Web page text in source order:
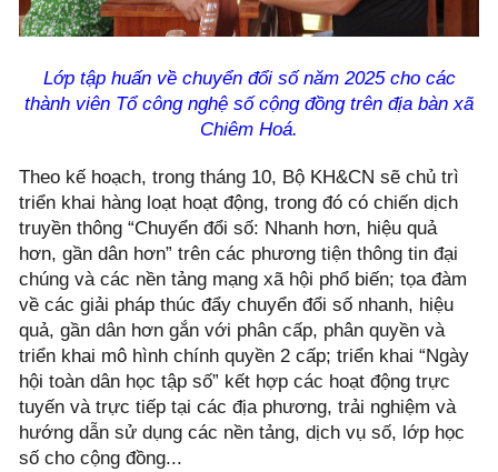
Lớp tập huấn về chuyển đổi số năm 2025 cho các
thành viên Tổ công nghệ số cộng đồng trên địa bàn xã
Chiêm Hoá.
Theo kế hoạch, trong tháng 10, Bộ KH&CN sẽ chủ trì
triển khai hàng loạt hoạt động, trong đó có chiến dịch
truyền thông “Chuyển đổi số: Nhanh hơn, hiệu quả
hơn, gần dân hơn” trên các phương tiện thông tin đại
chúng và các nền tảng mạng xã hội phổ biến; tọa đàm
về các giải pháp thúc đẩy chuyển đổi số nhanh, hiệu
quả, gần dân hơn gắn với phân cấp, phân quyền và
triển khai mô hình chính quyền 2 cấp; triển khai “Ngày
hội toàn dân học tập số” kết hợp các hoạt động trực
tuyến và trực tiếp tại các địa phương, trải nghiệm và
hướng dẫn sử dụng các nền tảng, dịch vụ số, lớp học
số cho cộng đồng...